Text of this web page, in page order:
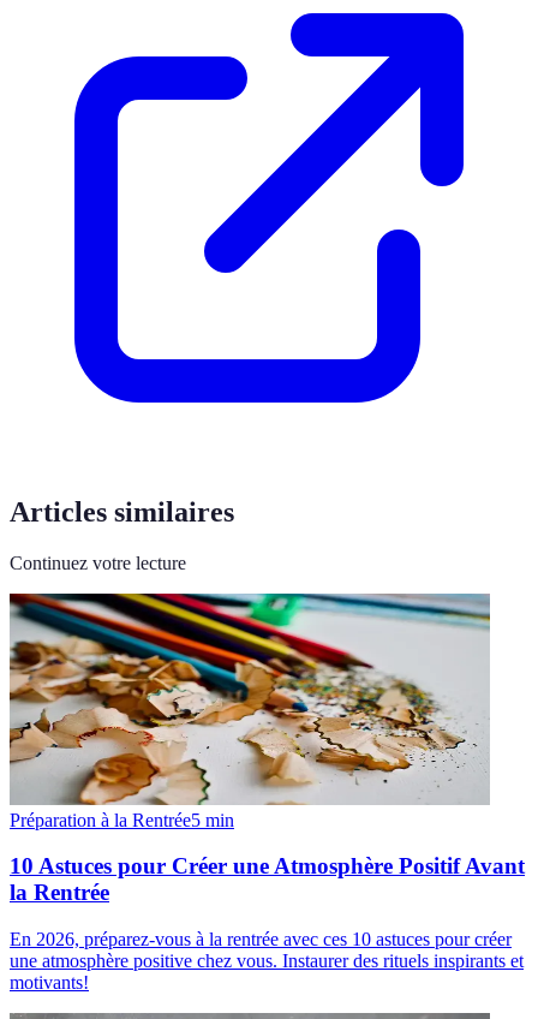
Articles similaires
Continuez votre lecture
Préparation à la Rentrée5 min
10 Astuces pour Créer une Atmosphère Positif Avant
la Rentrée
En 2026, préparez-vous à la rentrée avec ces 10 astuces pour créer
une atmosphère positive chez vous. Instaurer des rituels inspirants et
motivants!